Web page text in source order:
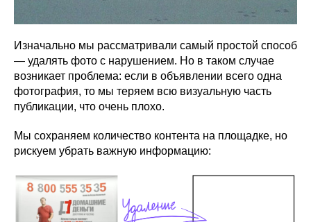
Изначально мы рассматривали самый простой способ
— удалять фото с нарушением. Но в таком случае
возникает проблема: если в объявлении всего одна
фотография, то мы теряем всю визуальную часть
публикации, что очень плохо.
Мы сохраняем количество контента на площадке, но
рискуем убрать важную информацию: